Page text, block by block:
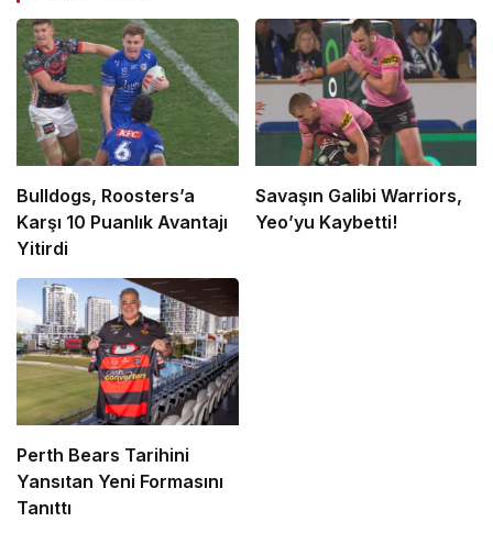
Bulldogs, Roosters’a
Karşı 10 Puanlık Avantajı
Yitirdi
Savaşın Galibi Warriors,
Yeo’yu Kaybetti!
Perth Bears Tarihini
Yansıtan Yeni Formasını
Tanıttı